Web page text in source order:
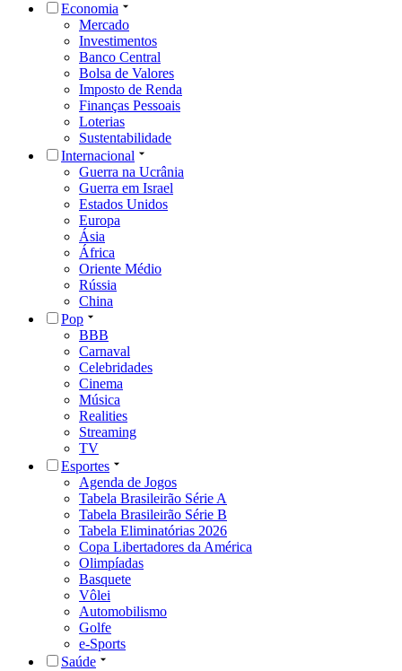
Economia
Mercado
Investimentos
Banco Central
Bolsa de Valores
Imposto de Renda
Finanças Pessoais
Loterias
Sustentabilidade
Internacional
Guerra na Ucrânia
Guerra em Israel
Estados Unidos
Europa
Ásia
África
Oriente Médio
Rússia
China
Pop
BBB
Carnaval
Celebridades
Cinema
Música
Realities
Streaming
TV
Esportes
Agenda de Jogos
Tabela Brasileirão Série A
Tabela Brasileirão Série B
Tabela Eliminatórias 2026
Copa Libertadores da América
Olimpíadas
Basquete
Vôlei
Automobilismo
Golfe
e-Sports
Saúde